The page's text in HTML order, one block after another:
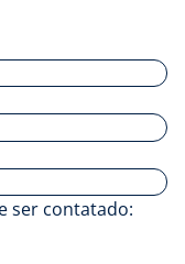
ser contatado: